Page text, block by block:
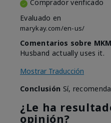
Comprador verificado
Evaluado en
marykay.com/en-us/
Comentarios sobre
Husband actually uses it.
Mostrar Traducción
Conclusión Sí,
¿Le ha
opinión?